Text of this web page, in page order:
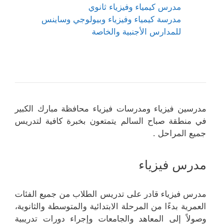
مدرس كيمياء وفيزياء ثانوي
مدرسة كيمياء وفيزياء وبيولوجي وساينس
للمدارس الأجنبية والخاصة
مدرسين فيزياء ومدرسات فيزياء محافظة مبارك الكبير
في منطقة صباح السالم يتمتعون بخبرة كافية لتدريس
جميع المراحل .
مدرس فيزياء
مدرس فيزياء قادر على تدريس الطلاب من جميع الفئات
العمرية بدءًا من المرحلة الابتدائية والمتوسطة والثانوية،
وصولاً إلى المعاهد والجامعات وإجراء دورات تدريبية